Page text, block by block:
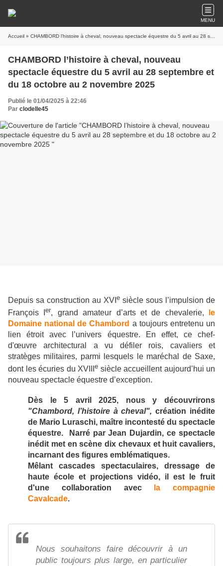
MENU
Accueil » CHAMBORD l’histoire à cheval, nouveau spectacle équestre du 5 avril au 28 septembre et du 18 octobre au 2 novembre 2025
CHAMBORD l’histoire à cheval, nouveau
spectacle équestre du 5 avril au 28 septembre et
du 18 octobre au 2 novembre 2025
Publié le 01/04/2025 à 22:46
Par clodelle45
Depuis sa construction au XVI e siècle sous l’impulsion de
François Ier, grand amateur d’arts et de chevalerie,
le
Domaine national de Chambord a toujours entretenu un
lien étroit avec l’univers équestre. En effet, ce chef-
d'œuvre architectural a vu défiler rois, cavaliers et
stratèges militaires, parmi lesquels le maréchal de Saxe,
dont les écuries du XVIII e siècle accueillent aujourd’hui un
nouveau spectacle équestre d’exception.
Dès le 5 avril 2025, nous y découvrirons
"Chambord, l’histoire à cheval",création inédite
de Mario Luraschi, maître incontesté du spectacle
équestre. Narré par Jean Dujardin, ce spectacle
inédit met en scène dix chevaux et huit cavaliers,
incarnant des figures emblématiques.
Mêlant cascades spectaculaires, dressage de
haute école et projections vidéo, il est le fruit
d'une collaboration avec
la compagnie
Cavalcade.
Nous souhaitons faire découvrir à un
public toujours plus large, en particulier